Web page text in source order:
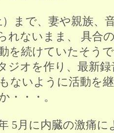
）まで、妻や親族、
れないまま、 具合
を続けていたそう
ジオを作り、最新
ないように活動を
・・・。
5月に内臓の激痛に